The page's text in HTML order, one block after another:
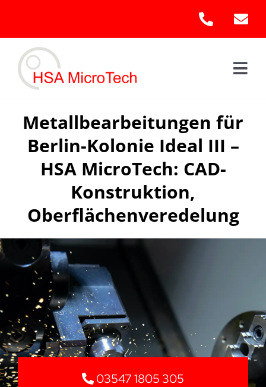
content
Metallbearbeitungen für
Berlin-Kolonie Ideal III –
HSA MicroTech: CAD-
Konstruktion,
Oberflächenveredelung
03547 1805 305